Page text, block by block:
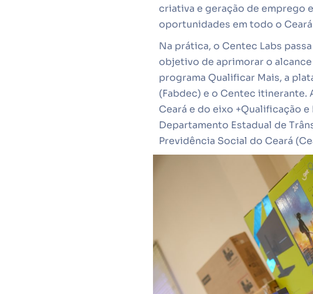
criativa e geração de emprego
oportunidades em todo o
Na prática, o Centec Labs
objetivo de aprimorar o
programa Qualificar Mais, a
(Fabdec) e o Centec itinerante.
Ceará e do eixo +Qualificação
Departamento Estadual de
Previdência Social do Ceará